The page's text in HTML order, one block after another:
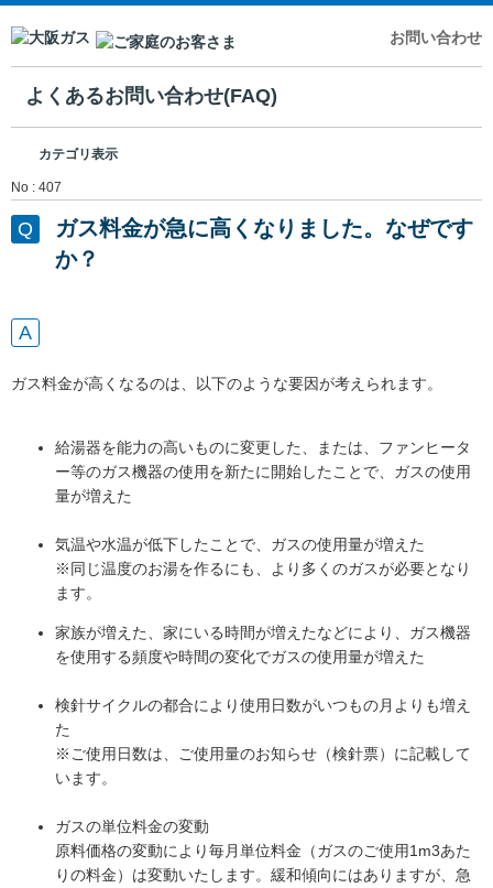
お問い合わせ
よくあるお問い合わせ(FAQ)
カテゴリ表示
No : 407
ガス料金が急に高くなりました。なぜです
か？
ガス料金が高くなるのは、以下のような要因が考えられます。
給湯器を能力の高いものに変更した、または、ファンヒータ
ー等のガス機器の使用を新たに開始したことで、ガスの使用
量が増えた
気温や水温が低下したことで、ガスの使用量が増えた
※同じ温度のお湯を作るにも、より多くのガスが必要となり
ます。
家族が増えた、家にいる時間が増えたなどにより、ガス機器
を使用する頻度や時間の変化でガスの使用量が増えた
検針サイクルの都合により使用日数がいつもの月よりも増え
た
※ご使用日数は、ご使用量のお知らせ（検針票）に記載して
います。
ガスの単位料金の変動
原料価格の変動により毎月単位料金（ガスのご使用1m3あた
りの料金）は変動いたします。緩和傾向にはありますが、急